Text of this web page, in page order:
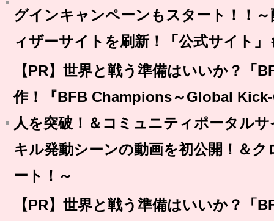
グインキャンペーンもスタート！！
ィザーサイトを刷新！「公式サイト」
【PR】世界と戦う準備はいいか？「
作！『BFB Champions～Global
人を突破！＆コミュニティポータル
キル発動シーンの動画を初公開！＆
ート！～
【PR】世界と戦う準備はいいか？「